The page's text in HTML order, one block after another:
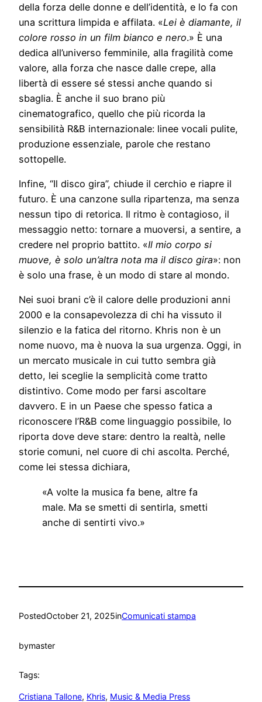
della forza delle donne e dell’identità, e lo fa con
una scrittura limpida e affilata. «Lei è diamante, il
colore rosso in un film bianco e nero.» È una
dedica all’universo femminile, alla fragilità come
valore, alla forza che nasce dalle crepe, alla
libertà di essere sé stessi anche quando si
sbaglia. È anche il suo brano più
cinematografico, quello che più ricorda la
sensibilità R&B internazionale: linee vocali pulite,
produzione essenziale, parole che restano
sottopelle.
Infine, “Il disco gira”, chiude il cerchio e riapre il
futuro. È una canzone sulla ripartenza, ma senza
nessun tipo di retorica. Il ritmo è contagioso, il
messaggio netto: tornare a muoversi, a sentire, a
credere nel proprio battito. «Il mio corpo si
muove, è solo un’altra nota ma il disco gira»: non
è solo una frase, è un modo di stare al mondo.
Nei suoi brani c’è il calore delle produzioni anni
2000 e la consapevolezza di chi ha vissuto il
silenzio e la fatica del ritorno. Khris non è un
nome nuovo, ma è nuova la sua urgenza. Oggi, in
un mercato musicale in cui tutto sembra già
detto, lei sceglie la semplicità come tratto
distintivo. Come modo per farsi ascoltare
davvero. E in un Paese che spesso fatica a
riconoscere l’R&B come linguaggio possibile, lo
riporta dove deve stare: dentro la realtà, nelle
storie comuni, nel cuore di chi ascolta. Perché,
come lei stessa dichiara,
«A volte la musica fa bene, altre fa
male. Ma se smetti di sentirla, smetti
anche di sentirti vivo.»
PostedOctober 21, 2025inComunicati stampa
bymaster
Tags:
Cristiana Tallone, Khris, Music & Media Press